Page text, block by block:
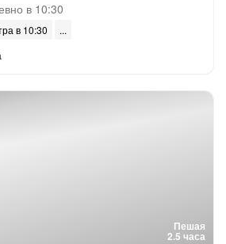
в 10:30
в 10:30
Пешая
2.5 часа